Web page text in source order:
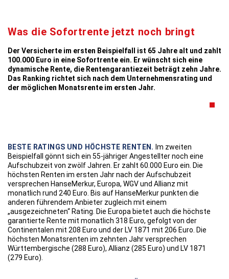
Was die Sofortrente jetzt noch bringt
Der Versicherte im ersten Beispielfall ist 65 Jahre alt und zahlt
100.000 Euro in eine Sofortrente ein. Er wünscht sich eine
dynamische Rente, die Rentengarantiezeit beträgt zehn Jahre.
Das Ranking richtet sich nach dem Unternehmensrating und
der möglichen Monatsrente im ersten Jahr.
BESTE RATINGS UND HÖCHSTE RENTEN. Im zweiten
Beispielfall gönnt sich ein 55-jähriger Angestellter noch eine
Aufschubzeit von zwölf Jahren. Er zahlt 60.000 Euro ein. Die
höchsten Renten im ersten Jahr nach der Aufschubzeit
versprechen HanseMerkur, Europa, WGV und Allianz mit
monatlich rund 240 Euro. Bis auf HanseMerkur punkten die
anderen führendem Anbieter zugleich mit einem
„ausgezeichneten“ Rating. Die Europa bietet auch die höchste
garantierte Rente mit monatlich 318 Euro, gefolgt von der
Continentalen mit 208 Euro und der LV 1871 mit 206 Euro. Die
höchsten Monatsrenten im zehnten Jahr versprechen
Württembergische (288 Euro), Allianz (285 Euro) und LV 1871
(279 Euro).